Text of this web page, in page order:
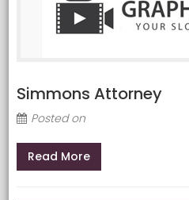
Simmons Attorney
Posted on
Read More